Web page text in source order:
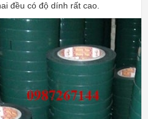
đều có độ dính rất cao.